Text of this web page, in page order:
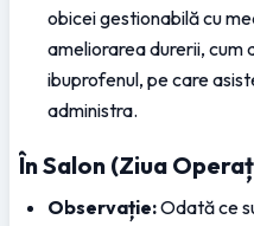
obicei gestionabilă cu
ameliorarea durerii, cum
ibuprofenul, pe care
administra.
În Salon (Ziua
Observație: Odată ce